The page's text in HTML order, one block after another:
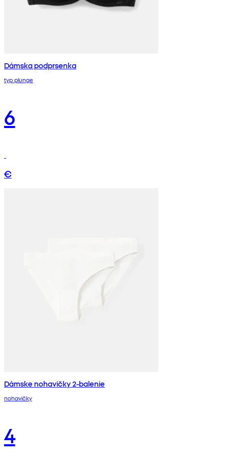
Dámska podprsenka
typ plunge
6
€
Dámske nohavičky 2-balenie
nohavičky
4